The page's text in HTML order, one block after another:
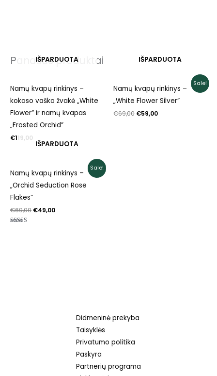
Panašūs produktai
IŠPARDUOTA
Namų kvapų rinkinys –
kokoso vaško žvakė „White
Flower” ir namų kvapas
„Frosted Orchid”
€119,00
Sale!
IŠPARDUOTA
Namų kvapų rinkinys –
„White Flower Silver”
€69,00
price
was:
€69,00.
€59,00
price
€59,00.
Sale!
IŠPARDUOTA
Namų kvapų rinkinys –
„Orchid Seduction Rose
Flakes”
€69,00
price
was:
€69,00.
€49,00
price
is:
€49,00.
Didmeninė prekyba
Taisyklės
Privatumo politika
Paskyra
Partnerių programa